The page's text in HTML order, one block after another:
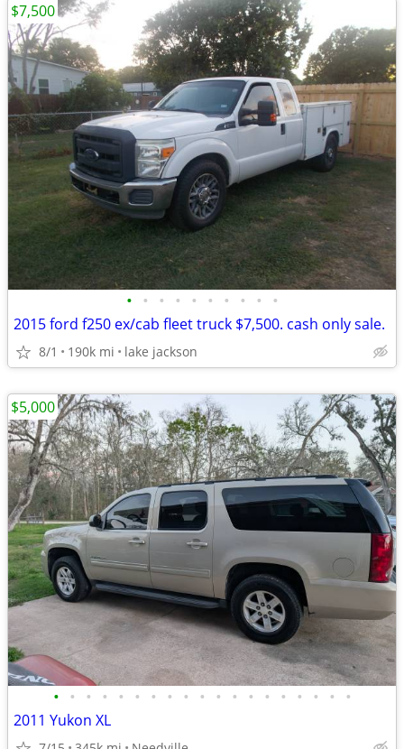
• • • • • • • • • •
2015 ford f250 ex/cab fleet truck $7,500. cash only sale.
8/1 190k mi lake jackson
$7,500
• • • • • • • • • • • • • • • • • • •
2011 Yukon XL
$5,000